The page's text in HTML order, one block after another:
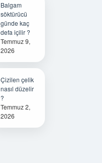
Balgam
söktürücü
günde kaç
defa içilir ?
Temmuz 9,
2026
Çizilen çelik
nasıl düzelir
?
Temmuz 2,
2026